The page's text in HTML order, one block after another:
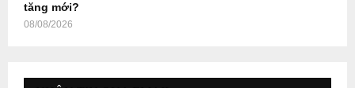
tăng mới?
08/08/2026